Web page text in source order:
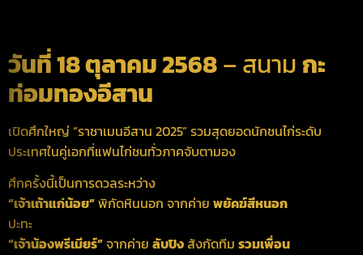
วันที่ 18 ตุลาคม 2568– สนามกะ
ท่อมทองอีสาน
เปิดศึกใหญ่ “ราชาเมนอีสาน 2025” รวมสุดยอดนักชนไก่ระดับ
ประเทศในคู่เอกที่แฟนไก่ชนทั่วภาคจับตามอง
ศึกครั้งนี้เป็นการดวลระหว่าง
“เจ้าเถ้าแก่น้อย”พิกัดหินนอก จากค่าย พยัคฆ์สีหนอก
ปะทะ
“เจ้าน้องพรีเมียร์”จากค่าย ลับปิงสังกัดทีม รวมเพื่อน